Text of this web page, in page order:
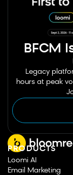
BFCM
Legacy
hours at peak
PRODUCTS
Loomi AI
Email Marketing